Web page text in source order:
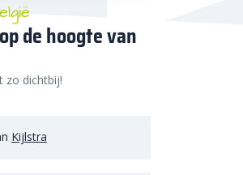
de hoogte van
zo dichtbij!
Kijlstra